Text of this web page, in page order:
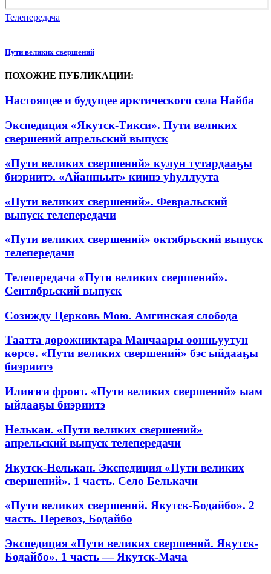
Телепередача
Пути великих свершений
ПОХОЖИЕ ПУБЛИКАЦИИ:
Настоящее и будущее арктического села Найба
Экспедиция «Якутск-Тикси». Пути великих
свершений апрельский выпуск
«Пути великих свершений» кулун тутардааҕы
биэриитэ. «Айанньыт» киинэ уһуллуута
«Пути великих свершений». Февральский
выпуск телепередачи
«Пути великих свершений» октябрьский выпуск
телепередачи
Телепередача «Пути великих свершений».
Сентябрьский выпуск
Созижду Церковь Мою. Амгинская слобода
Таатта дорожниктара Манчаары оонньуутун
көрсө. «Пути великих свершений» бэс ыйдааҕы
биэриитэ
Илиҥҥи фронт. «Пути великих свершений» ыам
ыйдааҕы биэриитэ
Нелькан. «Пути великих свершений»
апрельский выпуск телепередачи
Якутск-Нелькан. Экспедиция «Пути великих
свершений». 1 часть. Село Белькачи
«Пути великих свершений. Якутск-Бодайбо». 2
часть. Перевоз, Бодайбо
Экспедиция «Пути великих свершений. Якутск-
Бодайбо». 1 часть — Якутск-Мача